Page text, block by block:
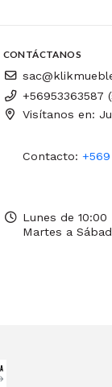
CONTÁCTANOS
+56953363587
Visítanos en:
Contacto:
Lunes de 10:00
Martes a